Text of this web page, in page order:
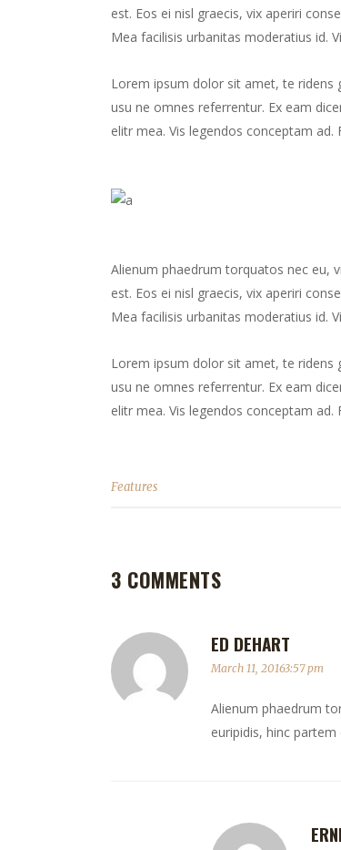
est. Eos ei nisl graecis, vix aperiri
Mea facilisis urbanitas moderatius id.
Lorem ipsum dolor sit amet, te ridens
usu ne omnes referrentur. Ex eam
elitr mea. Vis legendos conceptam
Alienum phaedrum torquatos nec eu,
est. Eos ei nisl graecis, vix aperiri
Mea facilisis urbanitas moderatius id.
Lorem ipsum dolor sit amet, te ridens
usu ne omnes referrentur. Ex eam
elitr mea. Vis legendos conceptam
Features
3 COMMENTS
ED DEHART
March 11, 20163:57 pm
Alienum phaedrum
euripidis, hinc